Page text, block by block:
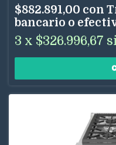
$882.891,00 con
bancario o
3 x $326.996,67